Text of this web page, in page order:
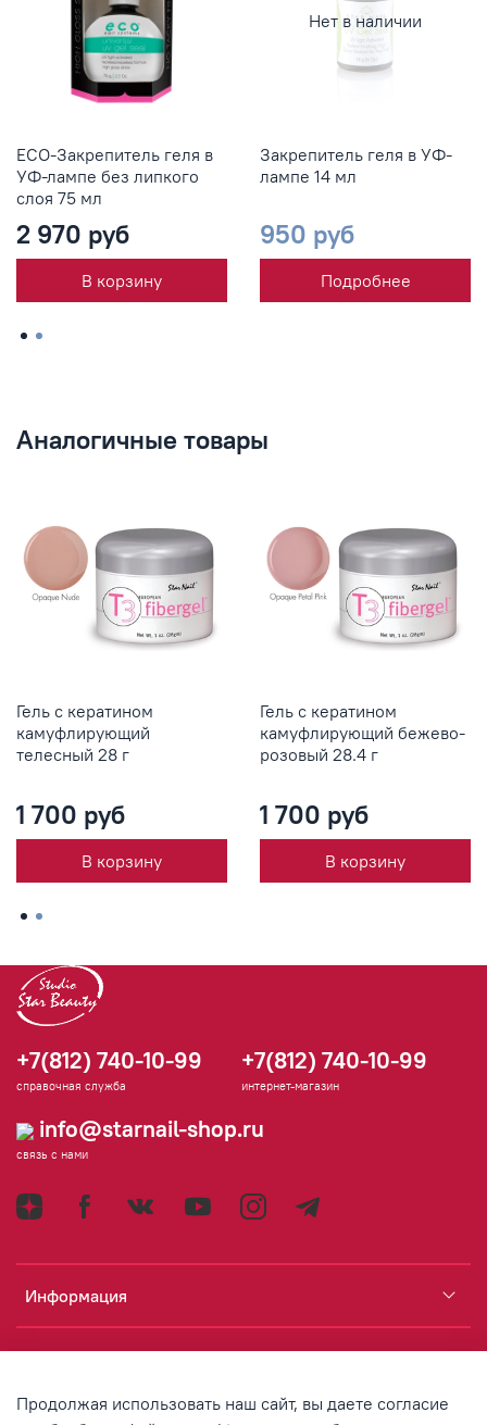
ECO-Закрепитель геля в
УФ-лампе без липкого
слоя 75 мл
2 970 руб
В корзину
Нет в наличии
Закрепитель геля в УФ-
лампе 14 мл
950 руб
Подробнее
Аналогичные товары
Гель с кератином
камуфлирующий
телесный 28 г
1 700 руб
В корзину
Гель с кератином
камуфлирующий бежево-
розовый 28.4 г
1 700 руб
В корзину
Информация
+7(812) 740-10-99
справочная служба
+7(812) 740-10-99
интернет-магазин
info@starnail-shop.ru
связь с нами
Продолжая использовать наш сайт, вы даете согласие